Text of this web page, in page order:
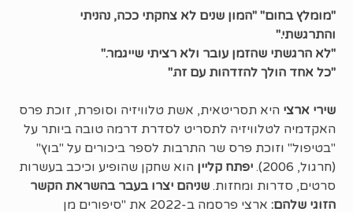
"מומלץ בחום" "המון שנים לא צחקתי ככה, נהניתי
והתרגשתי."
"לא הרגשתי שהזמן עובר ולא רציתי שייגמר."
"כל אחד הולך להזדהות עם זה."
שירי ארצי היא תסריטאית, אשת טלוויזיה וסופרת, זוכת פרס
האקדמיה לטלוויזיה לתסריט לסדרת דרמה טובה ביותר על
"בטיפול" וזוכת פרס שר התרבות לספר ביכורים על "בוץ"
(חרגול, 2006).
יפתח קליין הוא שחקן שהופיע וכיכב בעשרות
סרטים, סדרות ומחזות.שניהם יצרו בעבר בהשראת הקשר
הזוגי שלהם:
ארצי פרסמה ב-2022 את "סיפורים מן